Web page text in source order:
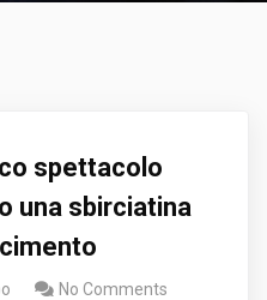
spettacolo
una sbirciatina
No Comments